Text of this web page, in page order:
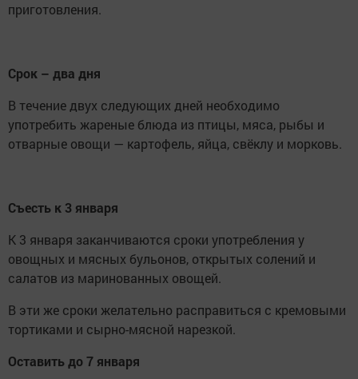
приготовления.
Срок – два дня
В течение двух следующих дней необходимо
употребить жареные блюда из птицы, мяса, рыбы и
отварные овощи — картофель, яйца, свёклу и морковь.
Съесть к 3 января
К 3 января заканчиваются сроки употребления у
овощных и мясных бульонов, открытых солений и
салатов из маринованных овощей.
В эти же сроки желательно расправиться с кремовыми
тортиками и сырно-мясной нарезкой.
Оставить до 7 января